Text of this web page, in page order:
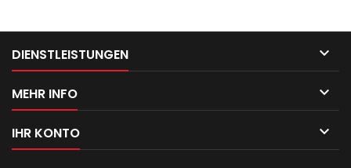
DIENSTLEISTUNGEN 
MEHR INFO 
IHR KONTO 